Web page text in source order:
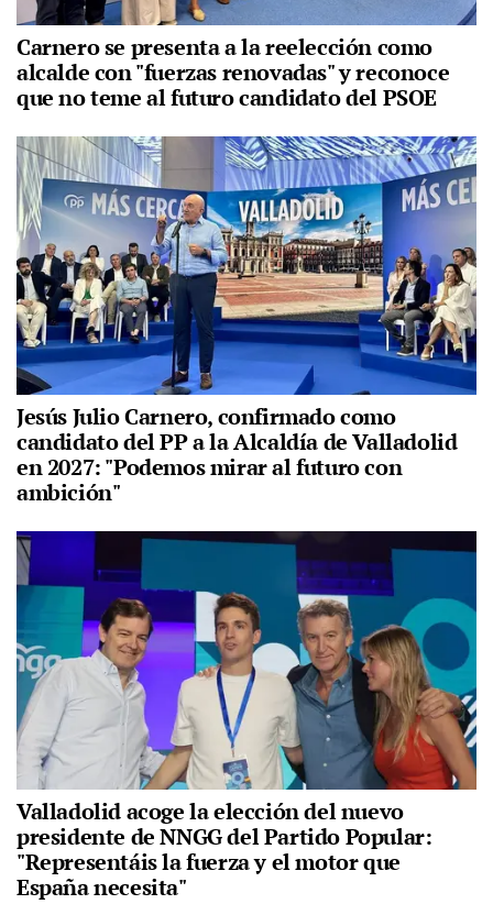
Carnero se presenta a la reelección como
alcalde con "fuerzas renovadas" y reconoce
que no teme al futuro candidato del PSOE
Jesús Julio Carnero, confirmado como
candidato del PP a la Alcaldía de Valladolid
en 2027: "Podemos mirar al futuro con
ambición"
Valladolid acoge la elección del nuevo
presidente de NNGG del Partido Popular:
"Representáis la fuerza y el motor que
España necesita"